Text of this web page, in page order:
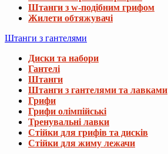
Штанги з w-подібним грифом
Жилети обтяжувачі
Штанги з гантелями
Диски та набори
Гантелі
Штанги
Штанги з гантелями та лавками
Грифи
Грифи олімпійські
Тренувальні лавки
Стійки для грифів та дисків
Стійки для жиму лежачи